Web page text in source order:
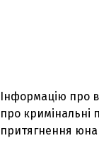
Інформацію про
про кримінальні
притягнення